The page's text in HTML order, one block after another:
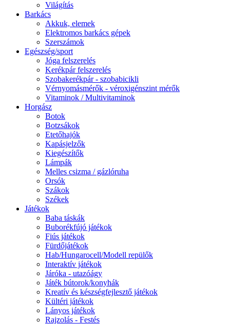
Világítás
Barkács
Akkuk, elemek
Elektromos barkács gépek
Szerszámok
Egészség/sport
Jóga felszerelés
Kerékpár felszerelés
Szobakerékpár - szobabicikli
Vérnyomásmérők - véroxigénszint mérők
Vitaminok / Multivitaminok
Horgász
Botok
Botzsákok
Etetőhajók
Kapásjelzők
Kiegészítők
Lámpák
Melles csizma / gázlóruha
Orsók
Szákok
Székek
Játékok
Baba táskák
Buborékfújó játékok
Fiús játékok
Fürdőjátékok
Hab/Hungarocell/Modell repülők
Interaktív játékok
Járóka - utazóágy
Játék bútorok/konyhák
Kreatív és készségfejlesztő játékok
Kültéri játékok
Lányos játékok
Rajzolás - Festés